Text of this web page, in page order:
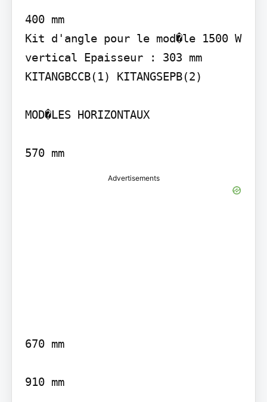
400 mm
Kit d'angle pour le mod�le 1500 W
vertical Epaisseur : 303 mm
KITANGBCCB(1) KITANGSEPB(2)
MOD�LES HORIZONTAUX
570 mm
Advertisements
670 mm
910 mm